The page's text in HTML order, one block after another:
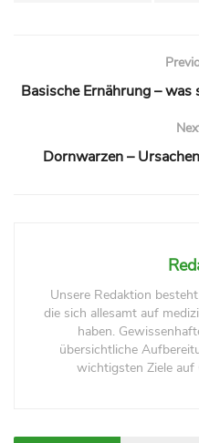
Basische Ernährung –
Dornwarzen –
Unsere Redaktion
die sich allesamt auf
haben.
übersichtliche
wichtigsten Ziele auf